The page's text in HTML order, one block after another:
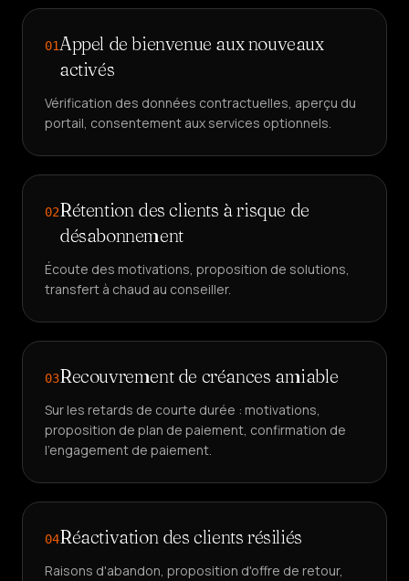
01Appel de bienvenue aux nouveaux
activés
Vérification des données contractuelles, aperçu du
portail, consentement aux services optionnels.
02Rétention des clients à risque de
désabonnement
Écoute des motivations, proposition de solutions,
transfert à chaud au conseiller.
03Recouvrement de créances amiable
Sur les retards de courte durée : motivations,
proposition de plan de paiement, confirmation de
l'engagement de paiement.
04Réactivation des clients résiliés
Raisons d'abandon, proposition d'offre de retour,